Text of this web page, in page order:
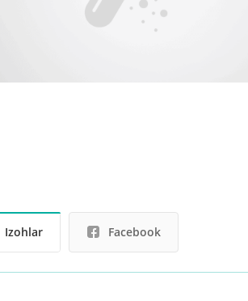
Izohlar Facebook